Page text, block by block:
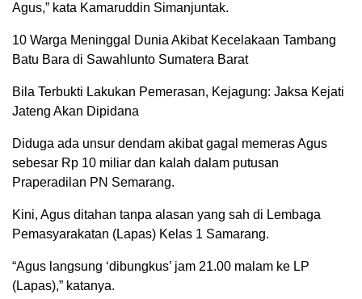
Agus,” kata Kamaruddin Simanjuntak.
10 Warga Meninggal Dunia Akibat Kecelakaan Tambang
Batu Bara di Sawahlunto Sumatera Barat
Bila Terbukti Lakukan Pemerasan, Kejagung: Jaksa Kejati
Jateng Akan Dipidana
Diduga ada unsur dendam akibat gagal memeras Agus
sebesar Rp 10 miliar dan kalah dalam putusan
Praperadilan PN Semarang.
Kini, Agus ditahan tanpa alasan yang sah di Lembaga
Pemasyarakatan (Lapas) Kelas 1 Samarang.
“Agus langsung ‘dibungkus’ jam 21.00 malam ke LP
(Lapas),” katanya.